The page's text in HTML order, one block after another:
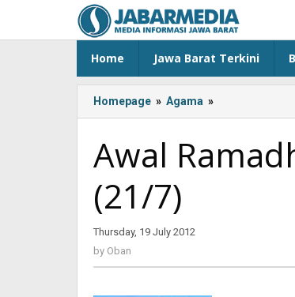
content
Home Jawa Barat Terkini
Homepage » Agama »
-:IN-
>
Awal
<!-
Awal
(21/7)
Thursday, 19 July 2012
by Oban